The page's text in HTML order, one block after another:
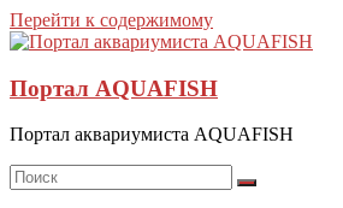
Перейти к содержимому
Портал AQUAFISH
Портал аквариумиста AQUAFISH